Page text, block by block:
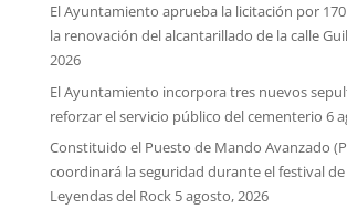
El Ayuntamiento aprueba la licitación por
la renovación del alcantarillado de la calle
2026
El Ayuntamiento incorpora tres nuevos
reforzar el servicio público del cementerio 6
Constituido el Puesto de Mando Avanzado
coordinará la seguridad durante el festival
Leyendas del Rock 5 agosto, 2026